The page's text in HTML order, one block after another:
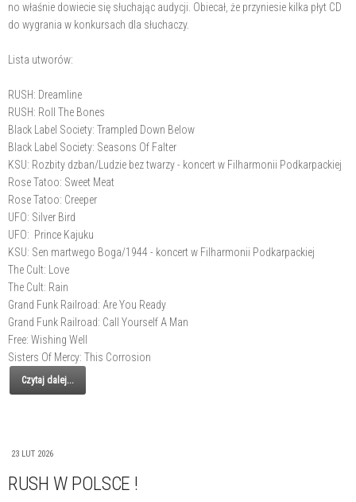
no właśnie dowiecie się słuchając audycji. Obiecał, że przyniesie kilka płyt CD
do wygrania w konkursach dla słuchaczy.
Lista utworów:
RUSH: Dreamline
RUSH: Roll The Bones
Black Label Society: Trampled Down Below
Black Label Society: Seasons Of Falter
KSU: Rozbity dzban/Ludzie bez twarzy - koncert w Filharmonii Podkarpackiej
Rose Tatoo: Sweet Meat
Rose Tatoo: Creeper
UFO: Silver Bird
UFO: Prince Kajuku
KSU: Sen martwego Boga/1944 - koncert w Filharmonii Podkarpackiej
The Cult: Love
The Cult: Rain
Grand Funk Railroad: Are You Ready
Grand Funk Railroad: Call Yourself A Man
Free: Wishing Well
Sisters Of Mercy: This Corrosion
Czytaj dalej...
23 LUT 2026
RUSH W POLSCE !